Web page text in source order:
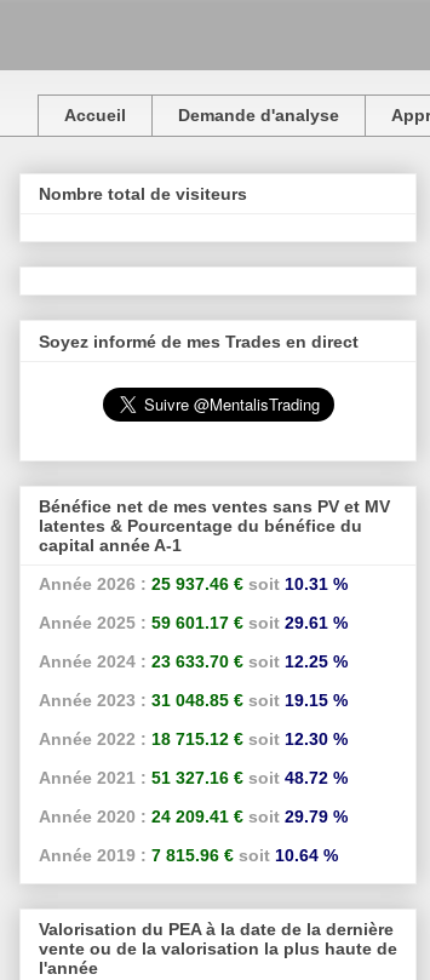
Accueil Demande d'analyse
Nombre total de visiteurs
Soyez informé de mes Trades en direct
Bénéfice net de mes ventes sans PV et MV
latentes & Pourcentage du bénéfice du
capital année A-1
Année 2026 : 25 937.46 € soit 10.31 %
Année 2025 : 59 601.17 € soit 29.61 %
Année 2024 : 23 633.70 € soit 12.25 %
Année 2023 : 31 048.85 € soit 19.15 %
Année 2022 : 18 715.12 € soit 12.30 %
Année 2021 : 51 327.16 € soit 48.72 %
Année 2020 : 24 209.41 € soit 29.79 %
Année 2019 : 7 815.96 € soit 10.64 %
Valorisation du PEA à la date de la dernière
vente ou de la valorisation la plus haute de
l'année